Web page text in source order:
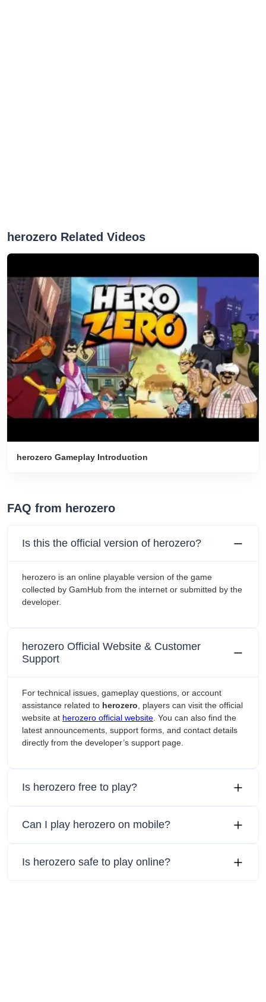
herozero Related Videos
herozero Gameplay Introduction
FAQ from herozero
Is this the official version of herozero?
herozero is an online playable version of the game
collected by GamHub from the internet or submitted by the
developer.
herozero Official Website & Customer
Support
For technical issues, gameplay questions, or account
assistance related to herozero, players can visit the official
website at herozero official website. You can also find the
latest announcements, support forms, and contact details
directly from the developer’s support page.
Is herozero free to play?
Can I play herozero on mobile?
Is herozero safe to play online?